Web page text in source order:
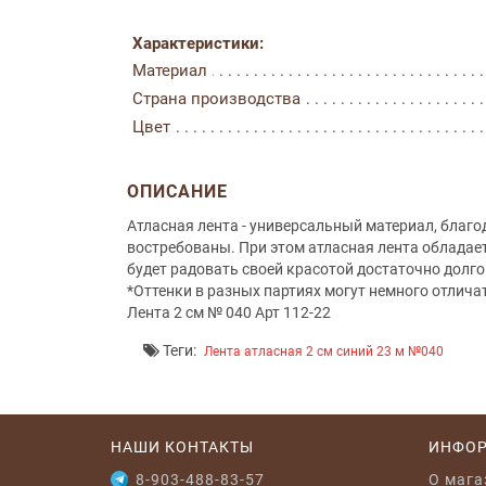
Характеристики:
Материал
Страна производства
Цвет
ОПИСАНИЕ
Атласная лента - универсальный материал,
востребованы. При этом атласная лента
будет радовать своей красотой достаточно
*Оттенки в разных партиях могут немного
Лента 2 см № 040 Арт 112-22
Теги: Лента атласная 2 см синий 23 м №040
НАШИ КОНТАКТЫ
8-903-488-83-57
O